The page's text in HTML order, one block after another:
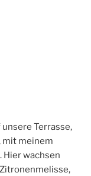
Terrasse,
mit meinem
Hier wachsen